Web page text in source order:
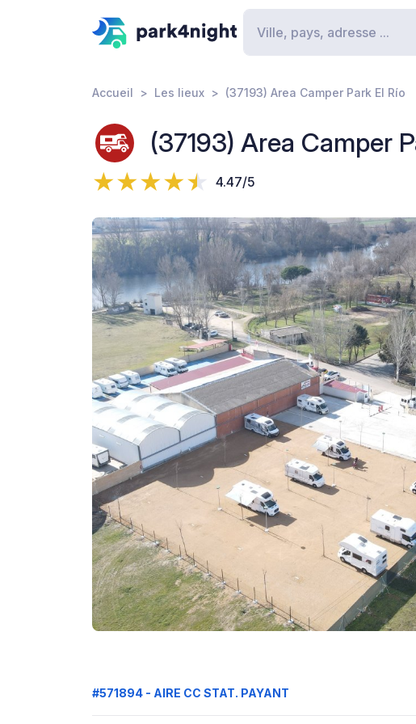
Accueil Les lieux (37193) Area Camper Park El Río
(37193) Area Camper
4.47/5
#571894 - AIRE CC STAT. PAYANT